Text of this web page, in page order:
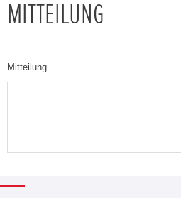
MITTEILUNG
Mitteilung